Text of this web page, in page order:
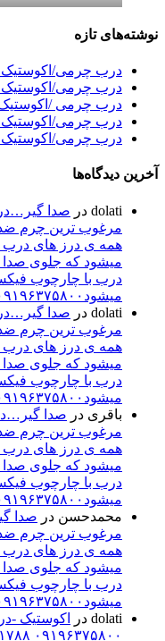
نوشته‌های تازه
درب چرمی/
درب چرمی/
درب چرمی /
درب چرمی/
درب چرمی/
آخرین دیدگاه‌ها
dolati در صدا
مرغوب ترین چرم
همه ی درز های درب
میشود که جلوی صدا
درب با چارچوب
میشود۰۹۱۹۶۳۷۵۸۰۰-۰۹۳۰۷۸۰۱۷۸۸مهندس دولتی
dolati در صدا
مرغوب ترین چرم
همه ی درز های درب
میشود که جلوی صدا
درب با چارچوب
میشود۰۹۱۹۶۳۷۵۸۰۰-۰۹۳۰۷۸۰۱۷۸۸مهندس دولتی
باقری در صدا
مرغوب ترین چرم
همه ی درز های درب
میشود که جلوی صدا
درب با چارچوب
میشود۰۹۱۹۶۳۷۵۸۰۰-۰۹۳۰۷۸۰۱۷۸۸مهندس دولتی
محمدحسن در صدا
مرغوب ترین چرم
همه ی درز های درب
میشود که جلوی صدا
درب با چارچوب
میشود۰۹۱۹۶۳۷۵۸۰۰-۰۹۳۰۷۸۰۱۷۸۸مهندس دولتی
dolati در
اکوستیک -
۰۹۱۹۶۳۷۵۸۰۰ ۰۹۳۰۷۸۰۱۷۸۸